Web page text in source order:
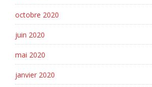
octobre 2020
juin 2020
mai 2020
janvier 2020